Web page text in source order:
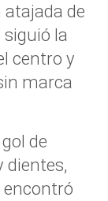
de
siguió la
centro y
marca
de
dientes,
encontró